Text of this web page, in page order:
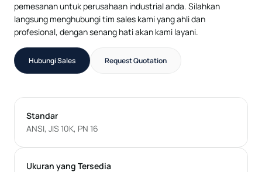
pemesanan untuk perusahaan industrial anda. Silahkan
langsung menghubungi tim sales kami yang ahli dan
profesional, dengan senang hati akan kami layani.
Hubungi Sales Request Quotation
Standar
ANSI, JIS 10K, PN 16
Ukuran yang Tersedia